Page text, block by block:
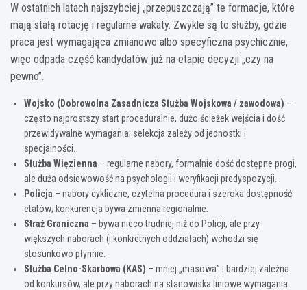
W ostatnich latach najszybciej „przepuszczają” te formacje, które
mają stałą rotację i regularne wakaty. Zwykle są to służby, gdzie
praca jest wymagająca zmianowo albo specyficzna psychicznie,
więc odpada część kandydatów już na etapie decyzji „czy na
pewno”.
Wojsko (Dobrowolna Zasadnicza Służba Wojskowa / zawodowa) –
często najprostszy start proceduralnie, dużo ścieżek wejścia i dość
przewidywalne wymagania; selekcja zależy od jednostki i
specjalności.
Służba Więzienna – regularne nabory, formalnie dość dostępne progi,
ale duża odsiewowość na psychologii i weryfikacji predyspozycji.
Policja – nabory cykliczne, czytelna procedura i szeroka dostępność
etatów; konkurencja bywa zmienna regionalnie.
Straż Graniczna – bywa nieco trudniej niż do Policji, ale przy
większych naborach (i konkretnych oddziałach) wchodzi się
stosunkowo płynnie.
Służba Celno-Skarbowa (KAS) – mniej „masowa” i bardziej zależna
od konkursów, ale przy naborach na stanowiska liniowe wymagania